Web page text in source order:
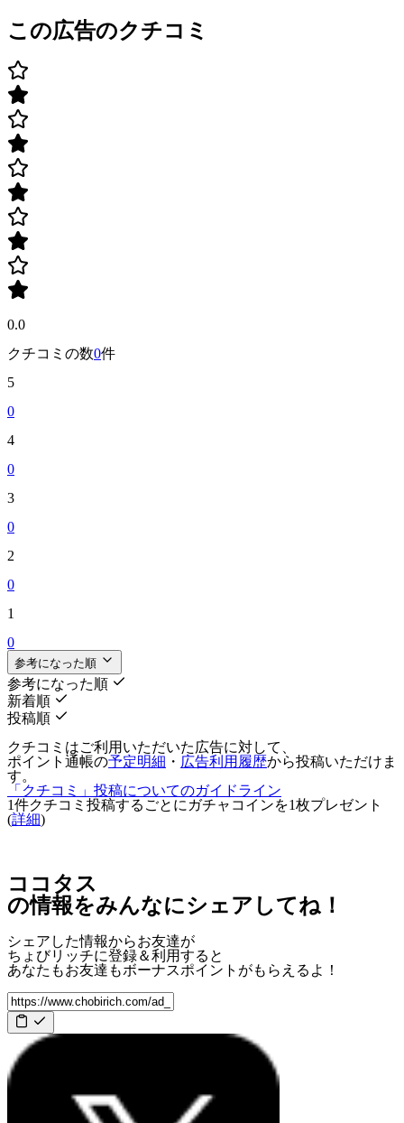
この広告のクチコミ
0.0
クチコミの数0件
5
0
4
0
3
0
2
0
1
0
参考になった順
参考になった順
新着順
投稿順
クチコミはご利用いただいた広告に対して、
ポイント通帳の予定明細 ・ 広告利用履歴から投稿いただけま
す。
「クチコミ」投稿についてのガイドライン
1件クチコミ投稿するごとに ガチャコインを1枚プレゼント
(詳細)
ココタス
の情報をみんなにシェアしてね！
シェアした情報からお友達が
ちょびリッチに登録＆利用すると
あなたもお友達もボーナスポイント がもらえるよ！